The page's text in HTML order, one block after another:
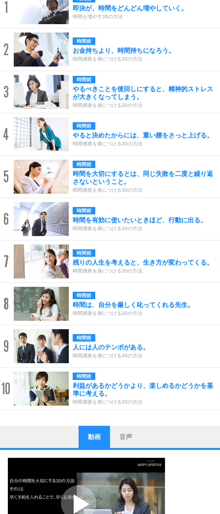
1 即決が、時間をどんどん増やしていく。
時間を増やす30の方法
2 時間術
お金持ちより、時間持ちになろう。
時間感覚を身につける30の方法
3
時間術
やるべきことを後回しにすると、精神的ストレス
が大きくなってしまう。
時間感覚を身につける30の方法
4 時間術
やると決めたからには、重い腰をさっと上げる。
時間感覚を身につける30の方法
5
時間術
時間を大切にするとは、同じ失敗を二度と繰り返
さないということ。
時間感覚を身につける30の方法
6 時間術
時間を有効に使いたいときほど、行動に出る。
時間感覚を身につける30の方法
7 時間術
残りの人生を考えると、生き方が変わってくる。
時間感覚を身につける30の方法
8 時間術
時間は、自分を厳しく叱ってくれる先生。
時間感覚を身につける30の方法
9 時間術
人には人のテンポがある。
時間感覚を身につける30の方法
10
時間術
利益があるかどうかより、楽しめるかどうかを基
準に考える。
時間感覚を身につける30の方法
1
ストレス対策
他人と比べない。
いっそのこと、他人を見ない。
いらいらしない人になる30の方法
プラス思考
ポジティブになれない原因は、行動しないから。
ポジティブ思考になる30の方法
動画 音声